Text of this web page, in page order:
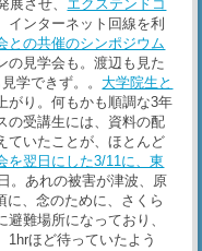
させ、 エクステンドコ
インターネット回線を利
との共催のシンポジウム
の見学会も。渡辺も見た
学できず。。 大学院生と
がり。何もかも順調な3年
の受講生には、資料の配
ていたことが、ほとんど
を翌日にした3/11に、東
。あれの被害が津波、原
に、念のために、さくら
難場所になっており、
1hrほど待っていたよう